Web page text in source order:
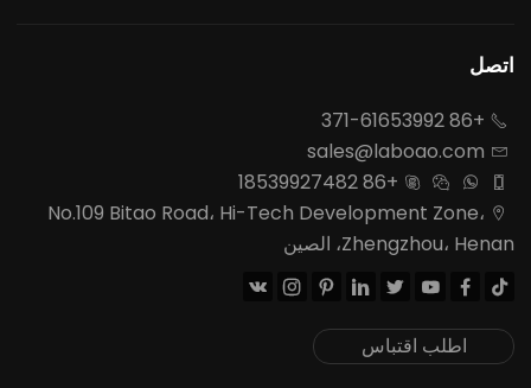
اتصل

+86 371-61653992

sales@laboao.com




+86 18539927482
 No.109 Bitao Road، Hi-Tech Development Zone،
Zhengzhou، Henan، الصين








اطلب اقتباس